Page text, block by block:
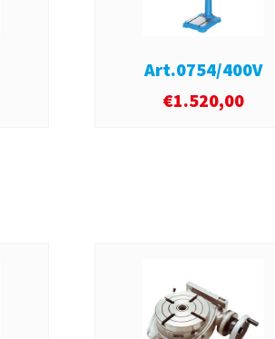
Art.0754/400V
€1.520,00